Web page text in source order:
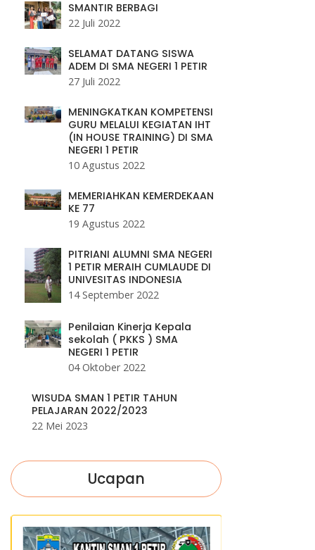
SMANTIR BERBAGI
22 Juli 2022
SELAMAT DATANG SISWA
ADEM DI SMA NEGERI 1 PETIR
27 Juli 2022
MENINGKATKAN KOMPETENSI
GURU MELALUI KEGIATAN IHT
(IN HOUSE TRAINING) DI SMA
NEGERI 1 PETIR
10 Agustus 2022
MEMERIAHKAN KEMERDEKAAN
KE 77
19 Agustus 2022
PITRIANI ALUMNI SMA NEGERI
1 PETIR MERAIH CUMLAUDE DI
UNIVESITAS INDONESIA
14 September 2022
Penilaian Kinerja Kepala
sekolah ( PKKS ) SMA
NEGERI 1 PETIR
04 Oktober 2022
WISUDA SMAN 1 PETIR TAHUN
PELAJARAN 2022/2023
22 Mei 2023
Ucapan